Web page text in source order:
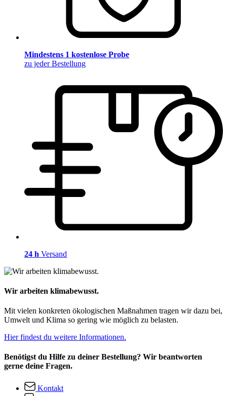
Mindestens 1 kostenlose Probe
zu jeder Bestellung
24 h Versand
Wir arbeiten klimabewusst.
Mit vielen konkreten ökologischen Maßnahmen tragen wir dazu bei,
Umwelt und Klima so gering wie möglich zu belasten.
Hier findest du weitere Informationen.
Benötigst du Hilfe zu deiner Bestellung? Wir beantworten
gerne deine Fragen.
Kontakt